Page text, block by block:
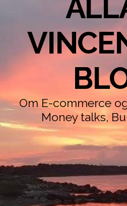
Om E-commerce
Money talks,